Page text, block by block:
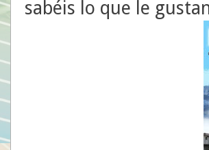
sabéis lo que le